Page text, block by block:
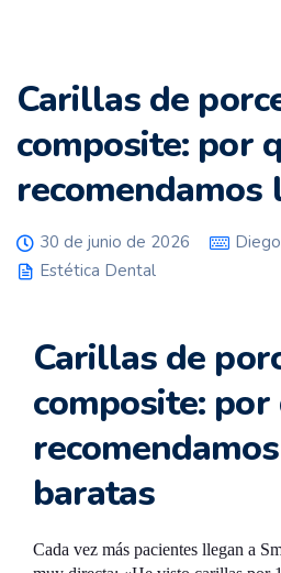
Carillas de
composite: por
recomendamos
30 de junio de 2026
Estética Dental
Carillas de
composite: por
baratas
Cada vez más pacientes llegan a